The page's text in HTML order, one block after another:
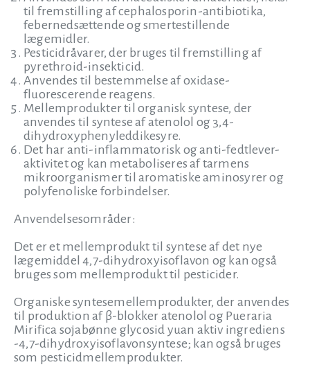
til fremstilling af cephalosporin-antibiotika,
febernedsættende og smertestillende
lægemidler.
Pesticidråvarer, der bruges til fremstilling af
pyrethroid-insekticid.
Anvendes til bestemmelse af oxidase-
fluorescerende reagens.
Mellemprodukter til organisk syntese, der
anvendes til syntese af atenolol og 3,4-
dihydroxyphenyleddikesyre.
Det har anti-inflammatorisk og anti-fedtlever-
aktivitet og kan metaboliseres af tarmens
mikroorganismer til aromatiske aminosyrer og
polyfenoliske forbindelser.
Anvendelsesområder:
Det er et mellemprodukt til syntese af det nye
lægemiddel 4,7-dihydroxyisoflavon og kan også
bruges som mellemprodukt til pesticider.
Organiske syntesemellemprodukter, der anvendes
til produktion af β-blokker atenolol og Pueraria
Mirifica sojabønne glycosid yuan aktiv ingrediens
-4,7-dihydroxyisoflavonsyntese; kan også bruges
som pesticidmellemprodukter.